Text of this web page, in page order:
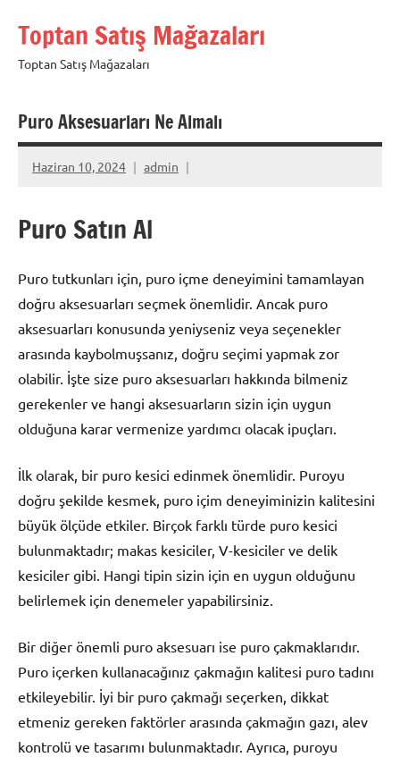
Toptan Satış Mağazaları
Toptan Satış Mağazaları
Puro Aksesuarları Ne Almalı
Haziran 10, 2024 admin
Puro Satın Al
Puro tutkunları için, puro içme deneyimini tamamlayan
doğru aksesuarları seçmek önemlidir. Ancak puro
aksesuarları konusunda yeniyseniz veya seçenekler
arasında kaybolmuşsanız, doğru seçimi yapmak zor
olabilir. İşte size puro aksesuarları hakkında bilmeniz
gerekenler ve hangi aksesuarların sizin için uygun
olduğuna karar vermenize yardımcı olacak ipuçları.
İlk olarak, bir puro kesici edinmek önemlidir. Puroyu
doğru şekilde kesmek, puro içim deneyiminizin kalitesini
büyük ölçüde etkiler. Birçok farklı türde puro kesici
bulunmaktadır; makas kesiciler, V-kesiciler ve delik
kesiciler gibi. Hangi tipin sizin için en uygun olduğunu
belirlemek için denemeler yapabilirsiniz.
Bir diğer önemli puro aksesuarı ise puro çakmaklarıdır.
Puro içerken kullanacağınız çakmağın kalitesi puro tadını
etkileyebilir. İyi bir puro çakmağı seçerken, dikkat
etmeniz gereken faktörler arasında çakmağın gazı, alev
kontrolü ve tasarımı bulunmaktadır. Ayrıca, puroyu